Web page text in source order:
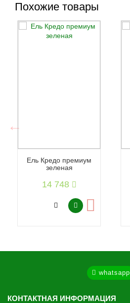
Похожие товары
Ель Кредо премиум
зеленая
14 748
whatsapp
КОНТАКТНАЯ ИНФОРМАЦИЯ